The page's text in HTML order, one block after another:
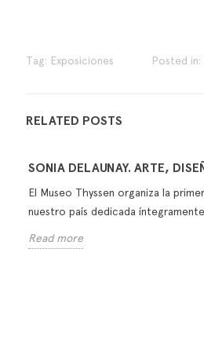
Tag: Exposiciones Posted in:
RELATED POSTS
SONIA DELAUNAY. ARTE,
El Museo Thyssen organiza la
nuestro país dedicada
Read more